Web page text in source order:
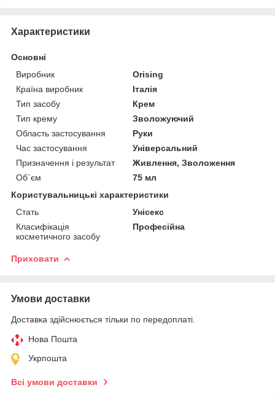
Характеристики
Основні
Виробник
Orising
Країна виробник
Італія
Тип засобу
Крем
Тип крему
Зволожуючий
Область застосування
Руки
Час застосування
Універсальний
Призначення і результат
Живлення, Зволоження
Об`єм
75 мл
Користувальницькі характеристики
Стать
Унісекс
Класифікація
косметичного засобу
Професійна
Приховати
Умови доставки
Доставка здійснюється тільки по передоплаті.
Нова Пошта
Укрпошта
Всі умови доставки